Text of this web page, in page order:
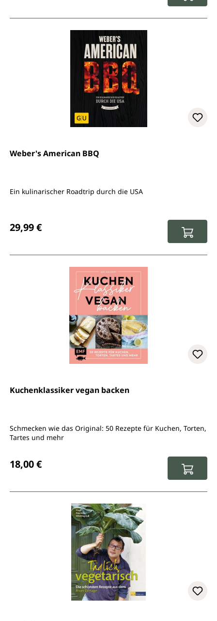
Weber's American BBQ
Ein kulinarischer Roadtrip durch die USA
29,99 €
Kuchenklassiker vegan backen
Schmecken wie das Original: 50 Rezepte für Kuchen, Torten,
Tartes und mehr
18,00 €